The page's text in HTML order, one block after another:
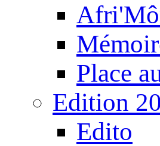
Place
Edition
Edito